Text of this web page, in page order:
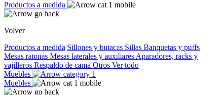
Productos a medida
Volver
Productos a medida Sillones y butacas Sillas Banquetas y puffs
Mesas ratonas Mesas laterales y auxiliares Aparadores, racks y
vajilleros Respaldo de cama Otros Ver todo
Muebles
Muebles